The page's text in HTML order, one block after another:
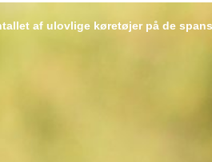
af ulovlige køretøjer på de